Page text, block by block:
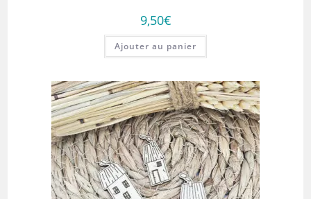
9,50€
Ajouter au panier